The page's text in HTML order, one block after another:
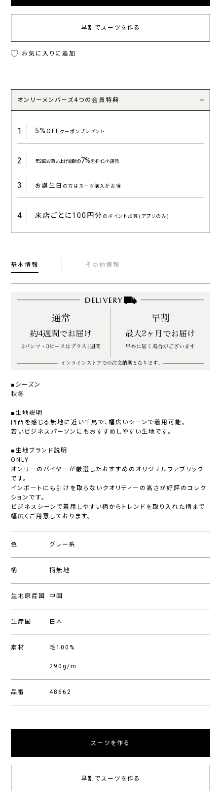
早割でスーツを作る
お気に入りに追加
オンリーメンバーズ4つの会員特典
1 5%OFFクーポンプレゼント
2 年2回お買い上げ総額の7%をポイント還元
3 お誕生日 の方はスーツ購入がお得
4 来店ごとに100円分 のポイント加算(アプリのみ)
基本情報 その他情報
■シーズン
秋冬
■生地説明
凹凸を感じる無地に近い千鳥で、幅広いシーンで着用可能。
若いビジネスパーソンにもおすすめしやすい生地です。
■生地ブランド説明
ONLY
オンリーのバイヤーが厳選したおすすめのオリジナルファブリック
です。
インポートにも引けを取らないクオリティーの高さが好評のコレク
ションです。
ビジネスシーンで着用しやすい柄からトレンドを取り入れた柄まで
幅広くご用意しております。
色 グレー系
柄 柄無地
生地原産国 中国
生産国 日本
素材 毛100%
290g/m
品番 48662
スーツを作る
早割でスーツを作る